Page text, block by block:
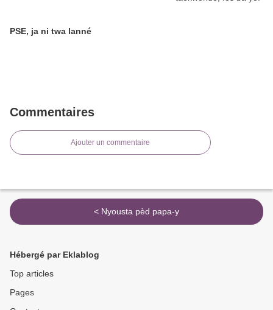
PSE, ja ni twa lanné
Commentaires
Ajouter un commentaire
< Nyousta pèd papa-y
Hébergé par Eklablog
Top articles
Pages